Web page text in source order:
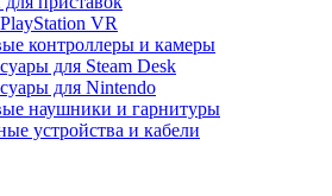
VR
контроллеры и камеры
для Steam Desk
для Nintendo
наушники и гарнитуры
устройства и кабели